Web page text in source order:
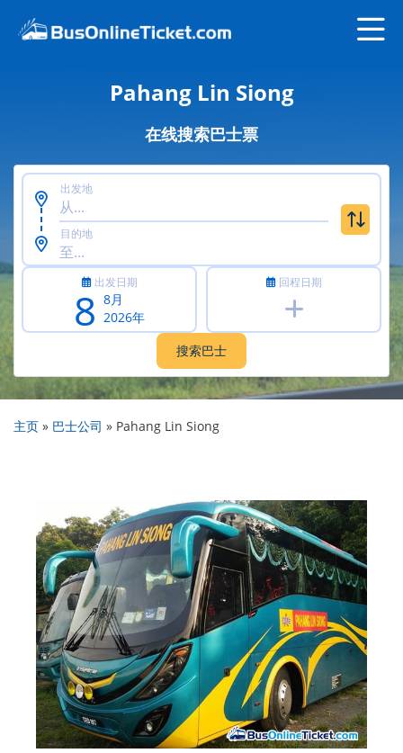
Pahang Lin Siong
在线搜索巴士票
出发地
目的地
出发日期
8 8月
2026年
回程日期
主页 » 巴士公司 » Pahang Lin Siong